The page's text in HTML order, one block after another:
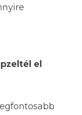
el